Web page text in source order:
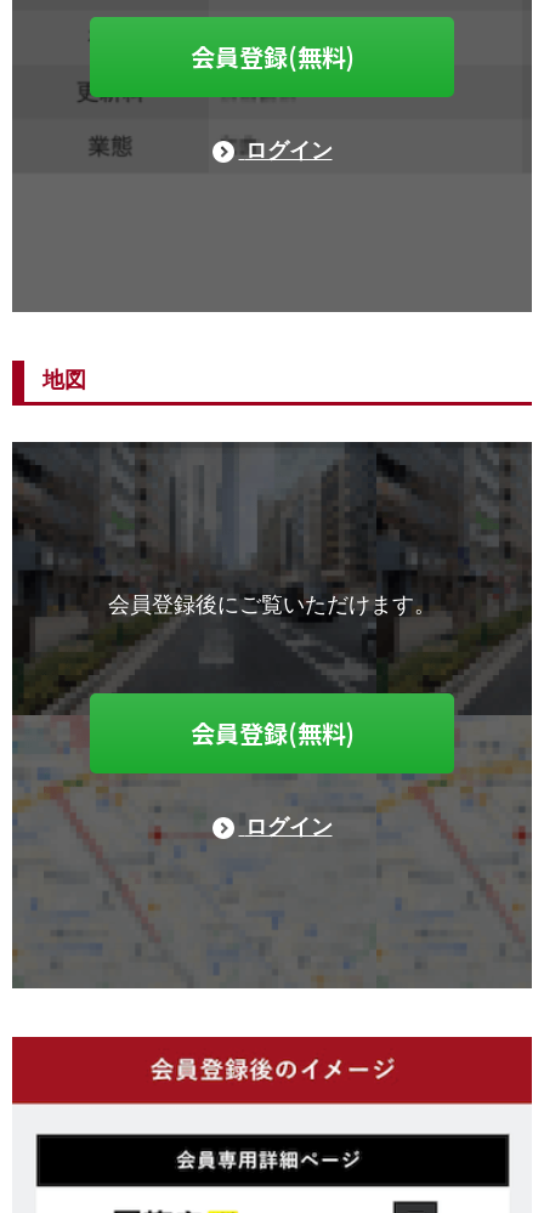
会員登録(無料)
ログイン
地図
会員登録後にご覧いただけます。
会員登録(無料)
ログイン